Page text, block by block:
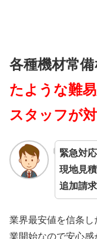
各種機材常
たような難
スタッフが
緊急対
現地見
追加請
業界最安値を信条
業開始なので安心感